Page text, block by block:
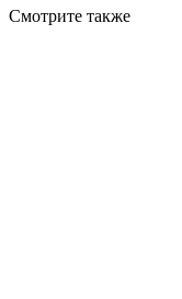
Смотрите также